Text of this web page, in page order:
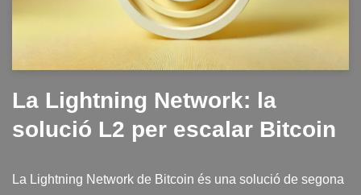
La Lightning Network: la
solució L2 per escalar Bitcoin
La Lightning Network de Bitcoin és una solució de segona